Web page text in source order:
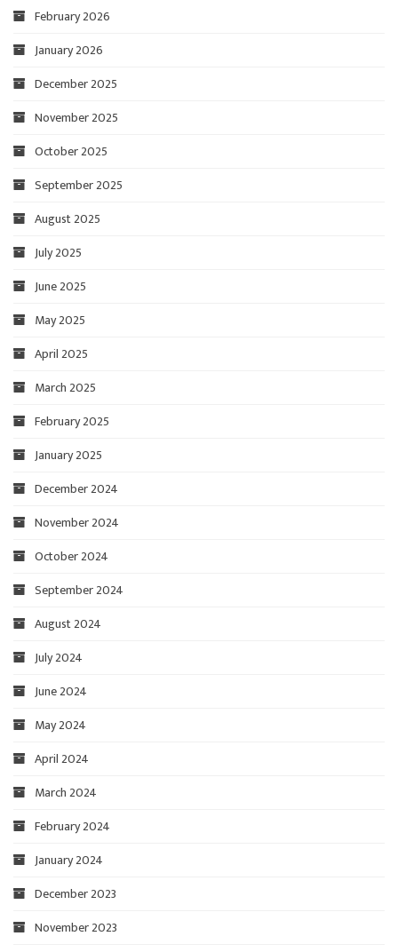
February 2026
January 2026
December 2025
November 2025
October 2025
September 2025
August 2025
July 2025
June 2025
May 2025
April 2025
March 2025
February 2025
January 2025
December 2024
November 2024
October 2024
September 2024
August 2024
July 2024
June 2024
May 2024
April 2024
March 2024
February 2024
January 2024
December 2023
November 2023